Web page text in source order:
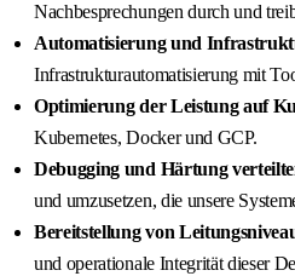
Nachbesprechungen durch und
Automatisierung und
Infrastrukturautomatisierung mit
Optimierung der Leistung auf
Kubernetes, Docker und GCP.
Debugging und Härtung
und umzusetzen, die unsere
Bereitstellung von
und operationale Integrität dieser